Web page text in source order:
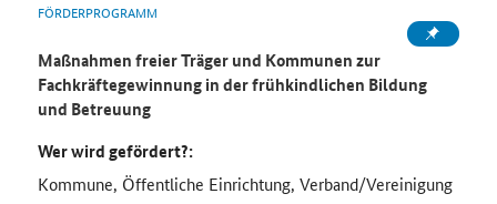
FÖRDERPROGRAMM
Maßnahmen freier Träger und Kommunen zur
Fachkräftegewinnung in der frühkindlichen Bildung
und Betreuung
Wer wird gefördert?:
Kommune, Öffentliche Einrichtung, Verband/Vereinigung